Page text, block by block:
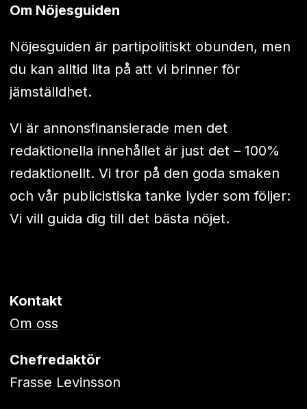
Om Nöjesguiden
Nöjesguiden är partipolitiskt obunden, men
du kan alltid lita på att vi brinner för
jämställdhet.
Vi är annonsfinansierade men det
redaktionella innehållet är just det – 100%
redaktionellt. Vi tror på den goda smaken
och vår publicistiska tanke lyder som följer:
Vi vill guida dig till det bästa nöjet.
Kontakt
Om oss
Chefredaktör
Frasse Levinsson